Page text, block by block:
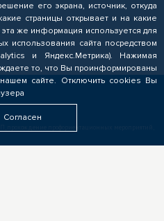
его экрана, источник, откуда
страницы открывает и на какие
же информация используется для
использования сайта посредством
и Яндекс.Метрика). Нажимая
то, что Вы проинформированы
сайте. Отключить cookies Вы
Согласен